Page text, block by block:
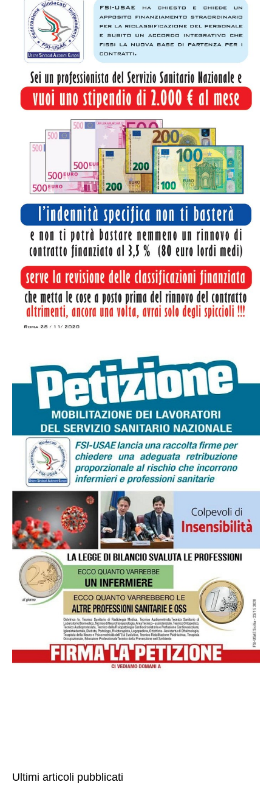
Ultimi articoli pubblicati